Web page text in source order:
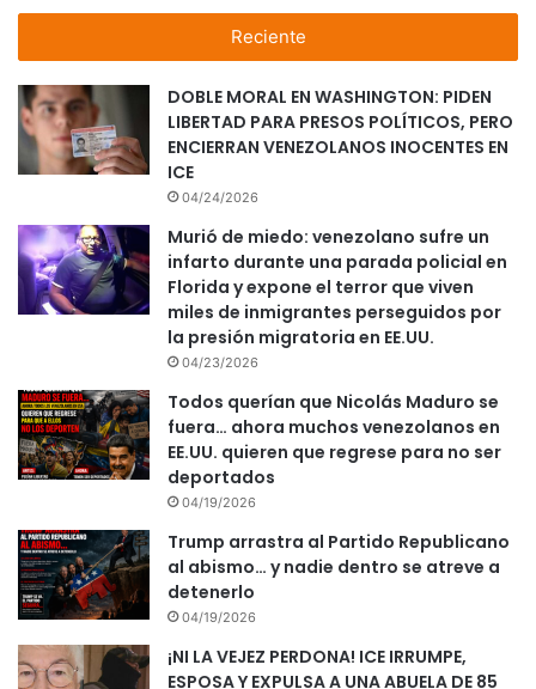
Reciente
DOBLE MORAL EN WASHINGTON: PIDEN
LIBERTAD PARA PRESOS POLÍTICOS, PERO
ENCIERRAN VENEZOLANOS INOCENTES EN
ICE
04/24/2026
Murió de miedo: venezolano sufre un
infarto durante una parada policial en
Florida y expone el terror que viven
miles de inmigrantes perseguidos por
la presión migratoria en EE.UU.
04/23/2026
Todos querían que Nicolás Maduro se
fuera… ahora muchos venezolanos en
EE.UU. quieren que regrese para no ser
deportados
04/19/2026
Trump arrastra al Partido Republicano
al abismo… y nadie dentro se atreve a
detenerlo
04/19/2026
¡NI LA VEJEZ PERDONA! ICE IRRUMPE,
ESPOSA Y EXPULSA A UNA ABUELA DE 85